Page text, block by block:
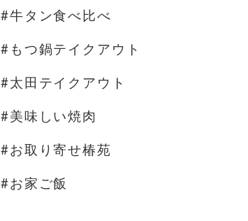
#牛タン食べ比べ
#もつ鍋テイクアウト
#太田テイクアウト
#美味しい焼肉
#お取り寄せ椿苑
#お家ご飯